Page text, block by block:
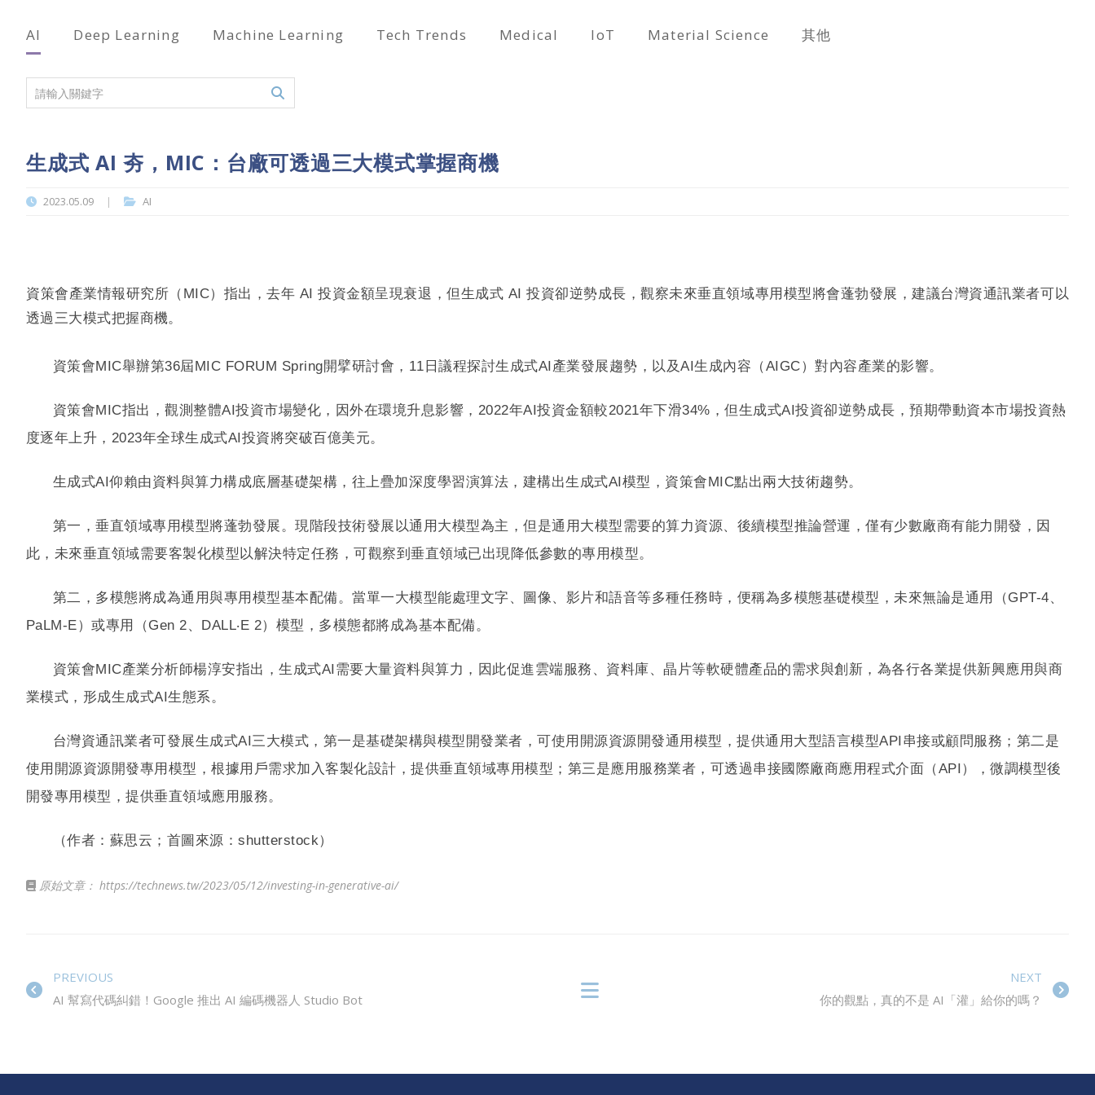
AI Deep Learning Machine Learning Tech Trends Medical IoT Material Science 其他
生成式 AI 夯，MIC：台廠可透過三大模式掌握商機
2023.05.09 | AI
資策會產業情報研究所（MIC）指出，去年 AI 投資金額呈現衰退，但生成式 AI 投資卻逆勢成長，觀察未來垂直領域專用模型將會蓬勃發展，建議台灣資通訊業者可以
透過三大模式把握商機。
資策會MIC舉辦第36屆MIC FORUM Spring開擘研討會，11日議程探討生成式AI產業發展趨勢，以及AI生成內容（AIGC）對內容產業的影響。
資策會MIC指出，觀測整體AI投資市場變化，因外在環境升息影響，2022年AI投資金額較2021年下滑34%，但生成式AI投資卻逆勢成長，預期帶動資本市場投資熱
度逐年上升，2023年全球生成式AI投資將突破百億美元。
生成式AI仰賴由資料與算力構成底層基礎架構，往上疊加深度學習演算法，建構出生成式AI模型，資策會MIC點出兩大技術趨勢。
第一，垂直領域專用模型將蓬勃發展。現階段技術發展以通用大模型為主，但是通用大模型需要的算力資源、後續模型推論營運，僅有少數廠商有能力開發，因
此，未來垂直領域需要客製化模型以解決特定任務，可觀察到垂直領域已出現降低參數的專用模型。
第二，多模態將成為通用與專用模型基本配備。當單一大模型能處理文字、圖像、影片和語音等多種任務時，便稱為多模態基礎模型，未來無論是通用（GPT-4、
PaLM-E）或專用（Gen 2、DALL‧E 2）模型，多模態都將成為基本配備。
資策會MIC產業分析師楊淳安指出，生成式AI需要大量資料與算力，因此促進雲端服務、資料庫、晶片等軟硬體產品的需求與創新，為各行各業提供新興應用與商
業模式，形成生成式AI生態系。
台灣資通訊業者可發展生成式AI三大模式，第一是基礎架構與模型開發業者，可使用開源資源開發通用模型，提供通用大型語言模型API串接或顧問服務；第二是
使用開源資源開發專用模型，根據用戶需求加入客製化設計，提供垂直領域專用模型；第三是應用服務業者，可透過串接國際廠商應用程式介面（API），微調模型後
開發專用模型，提供垂直領域應用服務。
（作者：蘇思云；首圖來源：shutterstock）
原始文章： https://technews.tw/2023/05/12/investing-in-generative-ai/
PREVIOUS
AI 幫寫代碼糾錯！Google 推出 AI 編碼機器人 Studio Bot
NEXT
你的觀點，真的不是 AI「灌」給你的嗎？